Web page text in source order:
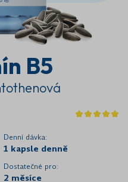
B5
Denní dávka:
1 kapsle denně
Dostatečné pro:
2 měsíce